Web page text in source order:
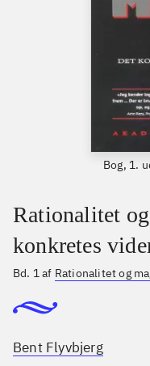
Bog, 1.
Rationalitet
konkretes
Bd. 1 af Rationalitet og
Bent Flyvbjerg